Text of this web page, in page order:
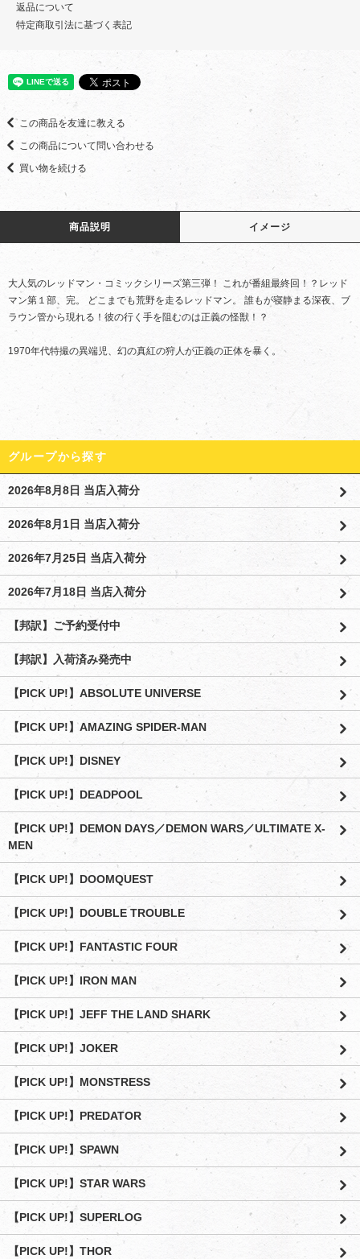
返品について
特定商取引法に基づく表記
この商品を友達に教える
この商品について問い合わせる
買い物を続ける
商品説明 イメージ
大人気のレッドマン・コミックシリーズ第三弾！ これが番組最終回！？レッド
マン第１部、完。 どこまでも荒野を走るレッドマン。 誰もが寝静まる深夜、ブ
ラウン管から現れる！彼の行く手を阻むのは正義の怪獣！？
1970年代特撮の異端児、幻の真紅の狩人が正義の正体を暴く。
グループから探す
2026年8月8日 当店入荷分
2026年8月1日 当店入荷分
2026年7月25日 当店入荷分
2026年7月18日 当店入荷分
【邦訳】ご予約受付中
【邦訳】入荷済み発売中
【PICK UP!】ABSOLUTE UNIVERSE
【PICK UP!】AMAZING SPIDER-MAN
【PICK UP!】DISNEY
【PICK UP!】DEADPOOL
【PICK UP!】DEMON DAYS／DEMON WARS／ULTIMATE X-
MEN
【PICK UP!】DOOMQUEST
【PICK UP!】DOUBLE TROUBLE
【PICK UP!】FANTASTIC FOUR
【PICK UP!】IRON MAN
【PICK UP!】JEFF THE LAND SHARK
【PICK UP!】JOKER
【PICK UP!】MONSTRESS
【PICK UP!】PREDATOR
【PICK UP!】SPAWN
【PICK UP!】STAR WARS
【PICK UP!】SUPERLOG
【PICK UP!】THOR